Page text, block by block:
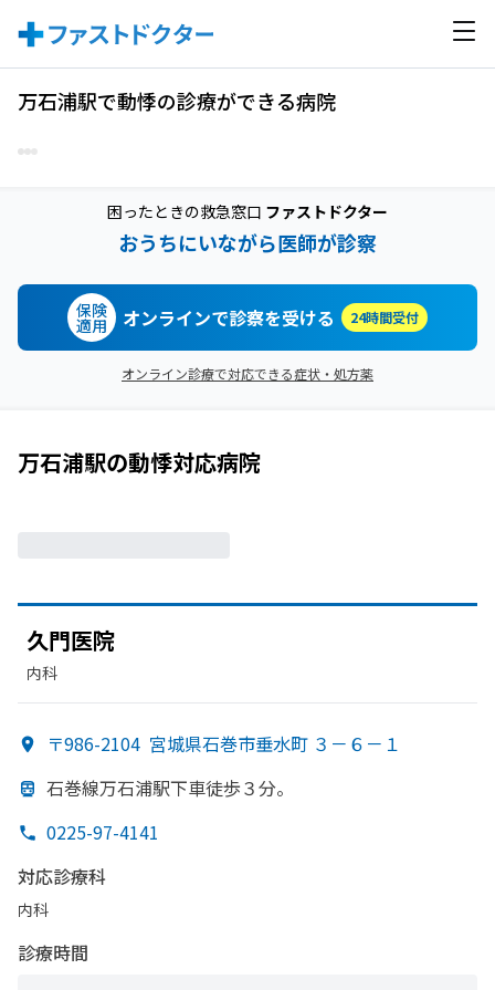
万石浦駅で動悸の診療ができる病院
困ったときの救急窓口 ファストドクター
おうちにいながら医師が診察
保険
適用 オンラインで診察を受ける 24時間受付
オンライン診療で対応できる症状・処方薬
万石浦駅の動悸対応病院
久門医院
内科
〒986-2104 宮城県石巻市垂水町 ３－６－１
石巻線万石浦駅下車徒歩３分。
0225-97-4141
対応診療科
内科
診療時間